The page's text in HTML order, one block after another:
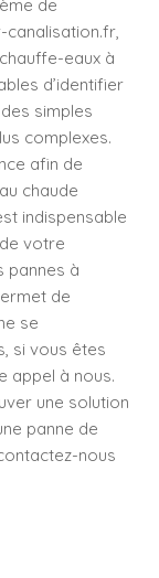
de
eaux à
d’identifier
simples
complexes.
afin de
chaude
indispensable
votre
pannes à
de
se
si vous êtes
appel à nous.
une solution
panne de
nous